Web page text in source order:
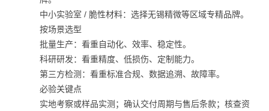
中小实验室 / 脆性材料：选择无锡精微等区域专精品牌。
按场景选型
批量生产：看重自动化、效率、稳定性。
科研研发：看重精度、低损伤、定制能力。
第三方检测：看重标准合规、数据追溯、故障率。
必验关键点
实地考察或样品实测；确认交付周期与售后条款；核查资